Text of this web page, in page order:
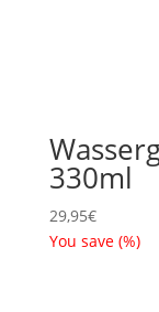
330ml
29,95€
You save (%)